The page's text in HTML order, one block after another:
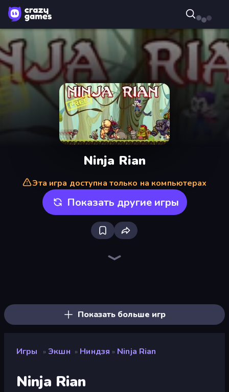
Ninja Rian
Эта игра доступна только на компьютерах
Показать другие игры
Показать больше игр
Игры » Экшн » Ниндзя » Ninja Rian
Ninja Rian